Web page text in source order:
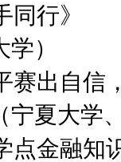
行》
）
赛出自信
宁夏大学
点金融知